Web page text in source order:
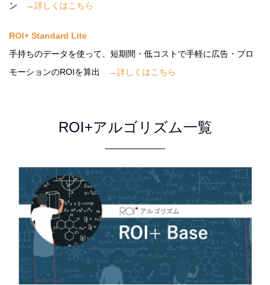
ン
→詳しくはこちら
ROI+ Standard Lite
手持ちのデータを使って、短期間・低コストで手軽に広告・プロ
モーションのROIを算出
→詳しくはこちら
ROI+アルゴリズム一覧